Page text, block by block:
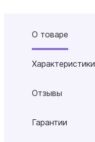
О товаре
Характеристики
Отзывы
Гарантии